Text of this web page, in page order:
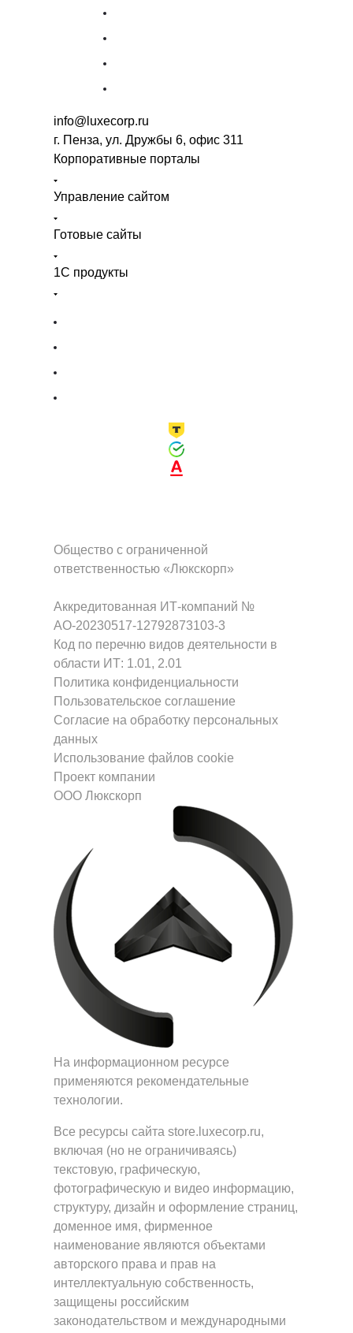
info@luxecorp.ru
г. Пенза, ул. Дружбы 6, офис 311
Корпоративные порталы
Управление сайтом
Готовые сайты
1С продукты
Общество с ограниченной
ответственностью «Люкскорп»
Аккредитованная ИТ-компаний №
АО-20230517-12792873103-3
Код по перечню видов деятельности в
области ИТ: 1.01, 2.01
Политика конфиденциальности
Пользовательское соглашение
Согласие на обработку персональных
данных
Использование файлов cookie
Проект компании
ООО Люкскорп
На информационном ресурсе
применяются рекомендательные
технологии.
Все ресурсы сайта store.luxecorp.ru,
включая (но не ограничиваясь)
текстовую, графическую,
фотографическую и видео информацию,
структуру, дизайн и оформление страниц,
доменное имя, фирменное
наименование являются объектами
авторского права и прав на
интеллектуальную собственность,
защищены российским
законодательством и международными